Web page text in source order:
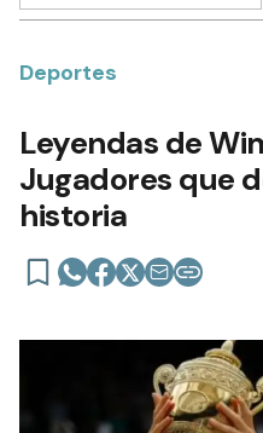
Deportes
Leyendas de
Jugadores que
historia